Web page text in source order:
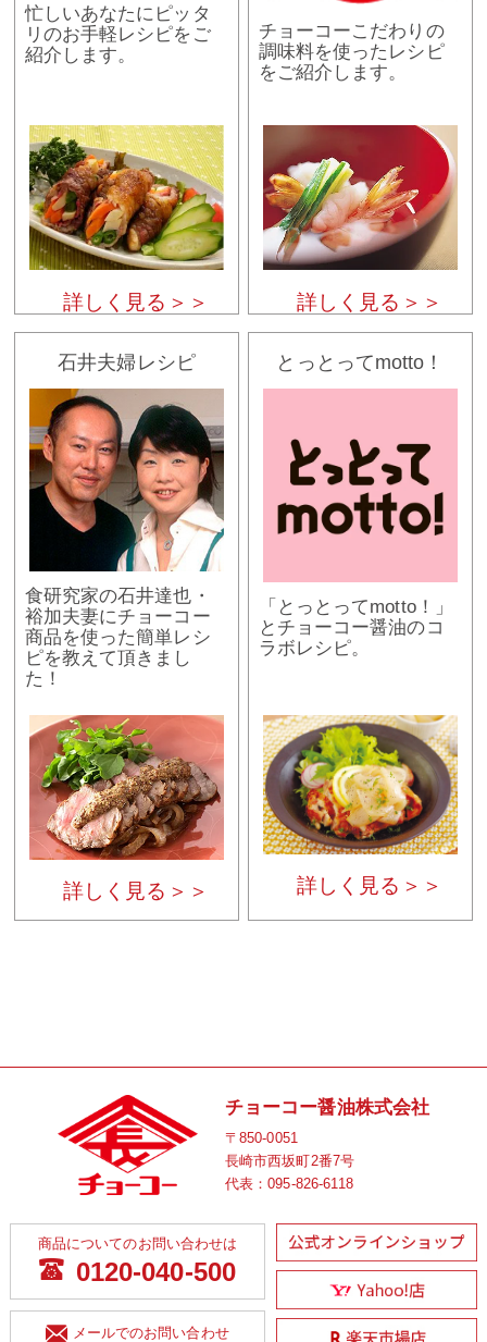
忙しいあなたにピッタ
リのお手軽レシピをご
紹介します。
詳しく見る＞＞
チョーコーこだわりの
調味料を使ったレシピ
をご紹介します。
詳しく見る＞＞
石井夫婦レシピ
食研究家の石井達也・
裕加夫妻にチョーコー
商品を使った簡単レシ
ピを教えて頂きまし
た！
詳しく見る＞＞
とっとってmotto！
「とっとってmotto！」
とチョーコー醤油のコ
ラボレシピ。
詳しく見る＞＞
チョーコー醤油株式会社
〒850-0051
長崎市西坂町2番7号
代表：095-826-6118
商品についてのお問い合わせは
0120-040-500
メールでのお問い合わせ